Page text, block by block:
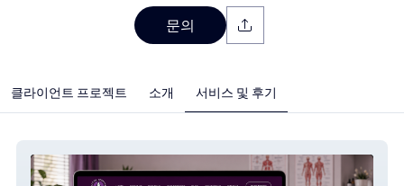
문의
클라이언트 프로젝트 소개 서비스 및 후기